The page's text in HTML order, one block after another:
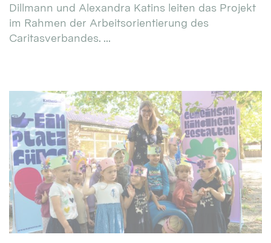
Dillmann und Alexandra Katins leiten das Projekt
im Rahmen der Arbeitsorientierung des
Caritasverbandes. ...